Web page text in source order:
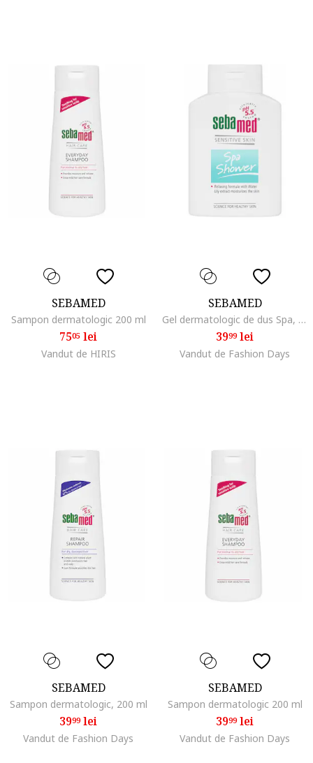
SEBAMED
Sampon dermatologic 200 ml
7505 lei
Vandut de HIRIS
SEBAMED
Gel dermatologic de dus Spa, 200 ml
3999lei
Vandut de Fashion Days
SEBAMED
Sampon dermatologic, 200 ml
3999lei
Vandut de Fashion Days
SEBAMED
Sampon dermatologic 200 ml
3999lei
Vandut de Fashion Days